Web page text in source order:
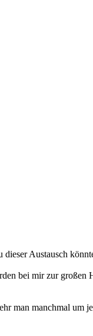
Austausch
bei mir zur großen
man manchmal um